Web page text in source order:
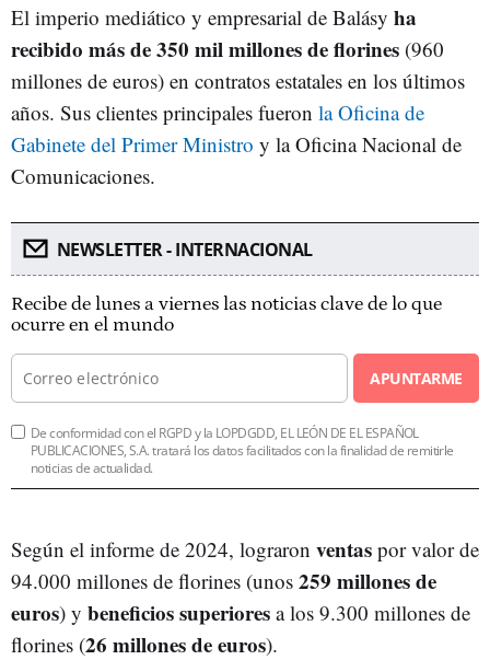
El imperio mediático y empresarial de Balásy ha
recibido más de 350 mil millones de florines (960
millones de euros) en contratos estatales en los últimos
años. Sus clientes principales fueron la Oficina de
Gabinete del Primer Ministro y la Oficina Nacional de
Comunicaciones.
NEWSLETTER - INTERNACIONAL
Recibe de lunes a viernes las noticias clave de lo que
ocurre en el mundo
APUNTARME
De conformidad con el RGPD y la LOPDGDD, EL LEÓN DE EL ESPAÑOL
PUBLICACIONES, S.A. tratará los datos facilitados con la finalidad de remitirle
noticias de actualidad.
Según el informe de 2024, lograron ventas por valor de
94.000 millones de florines (unos 259 millones de
euros) y beneficios superiores a los 9.300 millones de
florines (26 millones de euros).